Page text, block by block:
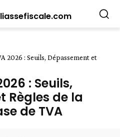
2026 : Seuils, Dépassement et
: Seuils,
Règles de la
de TVA